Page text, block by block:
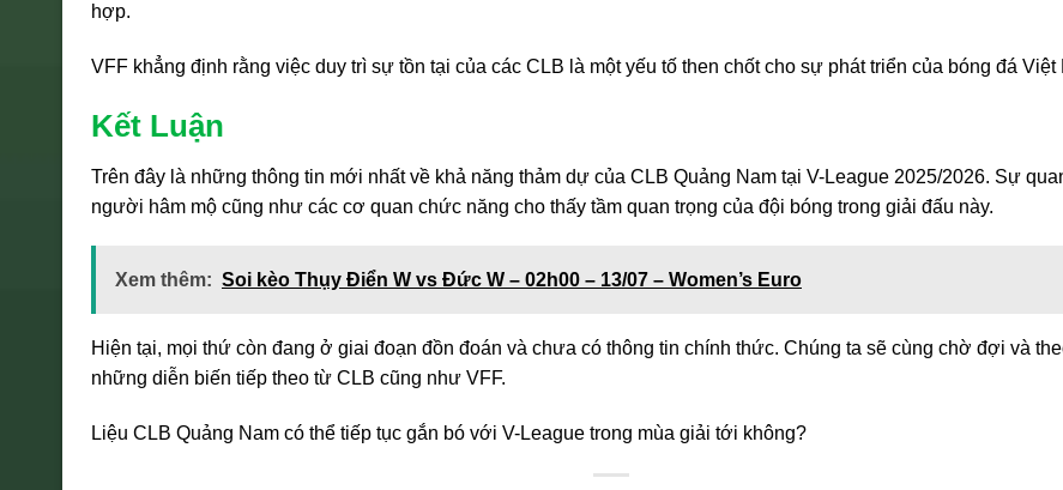
hợp.
VFF khẳng định rằng việc duy trì sự tồn tại của các CLB là một yếu tố then chốt cho sự phát triển của bóng đá Việt
Kết Luận
Trên đây là những thông tin mới nhất về khả năng thảm dự của CLB Quảng Nam tại V-League 2025/2026. Sự
người hâm mộ cũng như các cơ quan chức năng cho thấy tầm quan trọng của đội bóng trong giải đấu này.
Xem thêm: Soi kèo Thụy Điển W vs Đức W – 02h00 – 13/07 – Women’s Euro
Hiện tại, mọi thứ còn đang ở giai đoạn đồn đoán và chưa có thông tin chính thức. Chúng ta sẽ cùng chờ đợi và
những diễn biến tiếp theo từ CLB cũng như VFF.
Liệu CLB Quảng Nam có thể tiếp tục gắn bó với V-League trong mùa giải tới không?